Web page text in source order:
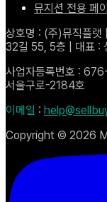
뮤지션 전용 페
상호명 : (주)뮤직플
32길 55, 5층 | 대표 :
사업자등록번호 :
서울구로-2184호
이메일 :
Copyright © 2026